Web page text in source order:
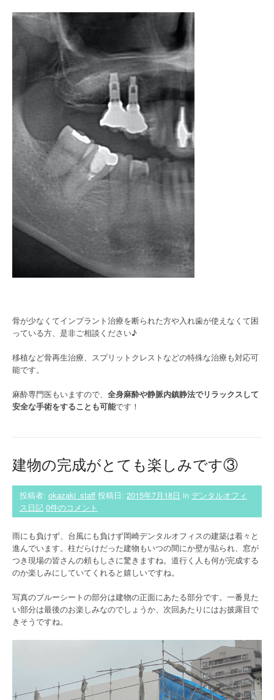
骨が少なくてインプラント治療を断られた方や入れ歯が使えなくて困
っている方、是非ご相談ください♪
移植など骨再生治療、スプリットクレストなどの特殊な治療も対応可
能です。
麻酔専門医もいますので、 全身麻酔や静脈内鎮静法でリラックスして
安全な手術をすることも可能です！
建物の完成がとても楽しみです③
投稿者: okazaki_staff 投稿日: 2015年7月18日 in デンタルオフィ
ス日記 0件のコメント
雨にも負けず、台風にも負けず岡崎デンタルオフィスの建築は着々と
進んでいます。柱だらけだった建物もいつの間にか壁が貼られ、窓が
つき現場の皆さんの頼もしさに驚きますね。道行く人も何が完成する
のか楽しみにしていてくれると嬉しいですね。
写真のブルーシートの部分は建物の正面にあたる部分です。一番見た
い部分は最後のお楽しみなのでしょうか、次回あたりにはお披露目で
きそうですね。